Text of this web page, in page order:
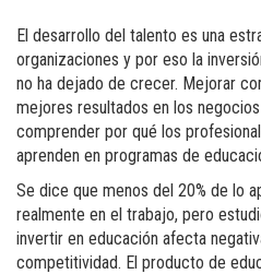
El desarrollo del talento es una
organizaciones y por eso la
no ha dejado de crecer. Mejorar
mejores resultados en los
comprender por qué los
aprenden en programas de
Se dice que menos del 20% de lo
realmente en el trabajo, pero
invertir en educación afecta
competitividad. El producto de